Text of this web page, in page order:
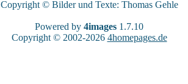
Copyright © Bilder und Texte: Thomas Gehle
Powered by 4images 1.7.10
Copyright © 2002-2026 4homepages.de